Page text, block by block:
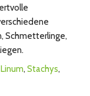
Schmetterlinge,
Linum, Stachys,